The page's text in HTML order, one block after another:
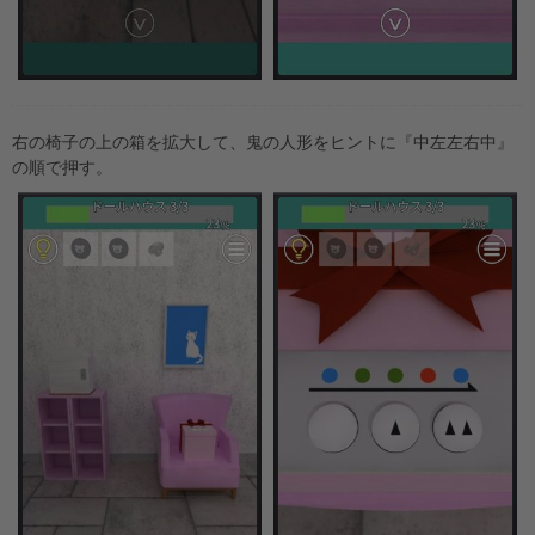
右の椅子の上の箱を拡大して、鬼の人形をヒントに『中左左右中』
の順で押す。